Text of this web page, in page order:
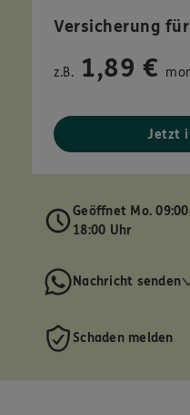
Versicherung
z.B. 1,89 €
Jetzt
Geöffnet Mo.
18:00 Uhr
Nachricht senden
Schaden melden